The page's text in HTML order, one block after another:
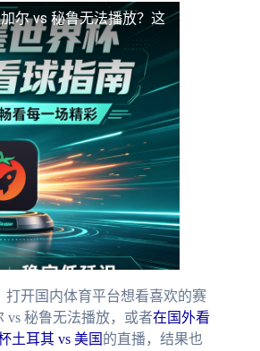
尔 vs 秘鲁无法播放？这
开国内体育平台想看喜欢的赛
秘鲁无法播放，或者在国外看
土耳其 vs 美国 的直播，结果也